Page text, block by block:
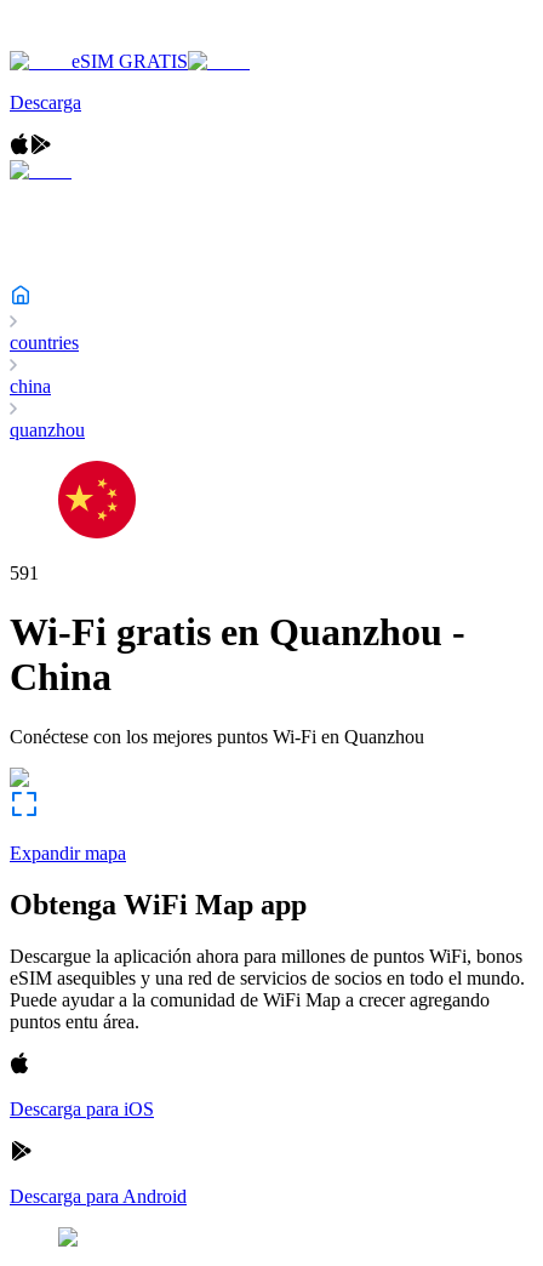
eSIM GRATIS
Descarga
countries
china
quanzhou
591
Wi-Fi gratis en Quanzhou -
China
Conéctese con los mejores puntos Wi-Fi en Quanzhou
Expandir mapa
Obtenga WiFi Map app
Descargue la aplicación ahora para millones de puntos WiFi, bonos
eSIM asequibles y una red de servicios de socios en todo el mundo.
Puede ayudar a la comunidad de WiFi Map a crecer agregando
puntos entu área.
Descarga para iOS
Descarga para Android